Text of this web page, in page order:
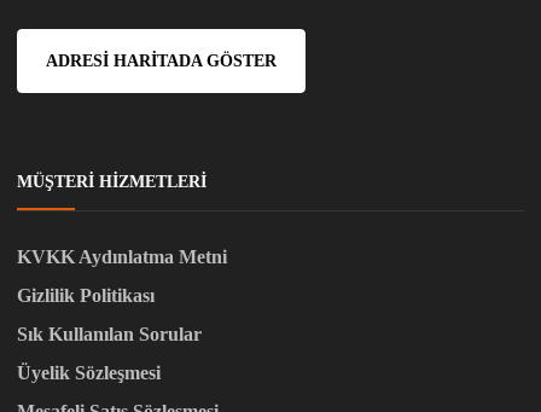
ADRESI HARITADA GÖSTER
MÜŞTERI HIZMETLERI
KVKK Aydınlatma Metni
Gizlilik Politikası
Sık Kullanılan Sorular
Üyelik Sözleşmesi